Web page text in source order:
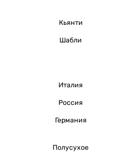
Кьянти
Шабли
Италия
Россия
Германия
Полусухое